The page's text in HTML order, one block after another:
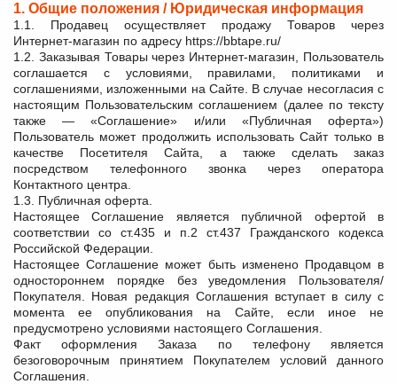
1. Общие положения / Юридическая информация
1.1. Продавец осуществляет продажу Товаров через
Интернет-магазин по адресу https://bbtape.ru/
1.2. Заказывая Товары через Интернет-магазин, Пользователь
соглашается с условиями, правилами, политиками и
соглашениями, изложенными на Сайте. В случае несогласия с
настоящим Пользовательским соглашением (далее по тексту
также — «Соглашение» и/или «Публичная оферта»)
Пользователь может продолжить использовать Сайт только в
качестве Посетителя Сайта, а также сделать заказ
посредством телефонного звонка через оператора
Контактного центра.
1.3. Публичная оферта.
Настоящее Соглашение является публичной офертой в
соответствии со ст.435 и п.2 ст.437 Гражданского кодекса
Российской Федерации.
Настоящее Соглашение может быть изменено Продавцом в
одностороннем порядке без уведомления Пользователя/
Покупателя. Новая редакция Соглашения вступает в силу с
момента ее опубликования на Сайте, если иное не
предусмотрено условиями настоящего Соглашения.
Факт оформления Заказа по телефону является
безоговорочным принятием Покупателем условий данного
Соглашения.